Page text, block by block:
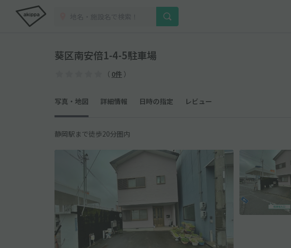
葵区南安倍1-4-5駐車場
（ 0件 ）
写真・地図 詳細情報 日時の指定 レビュー
静岡駅まで徒歩20分圏内